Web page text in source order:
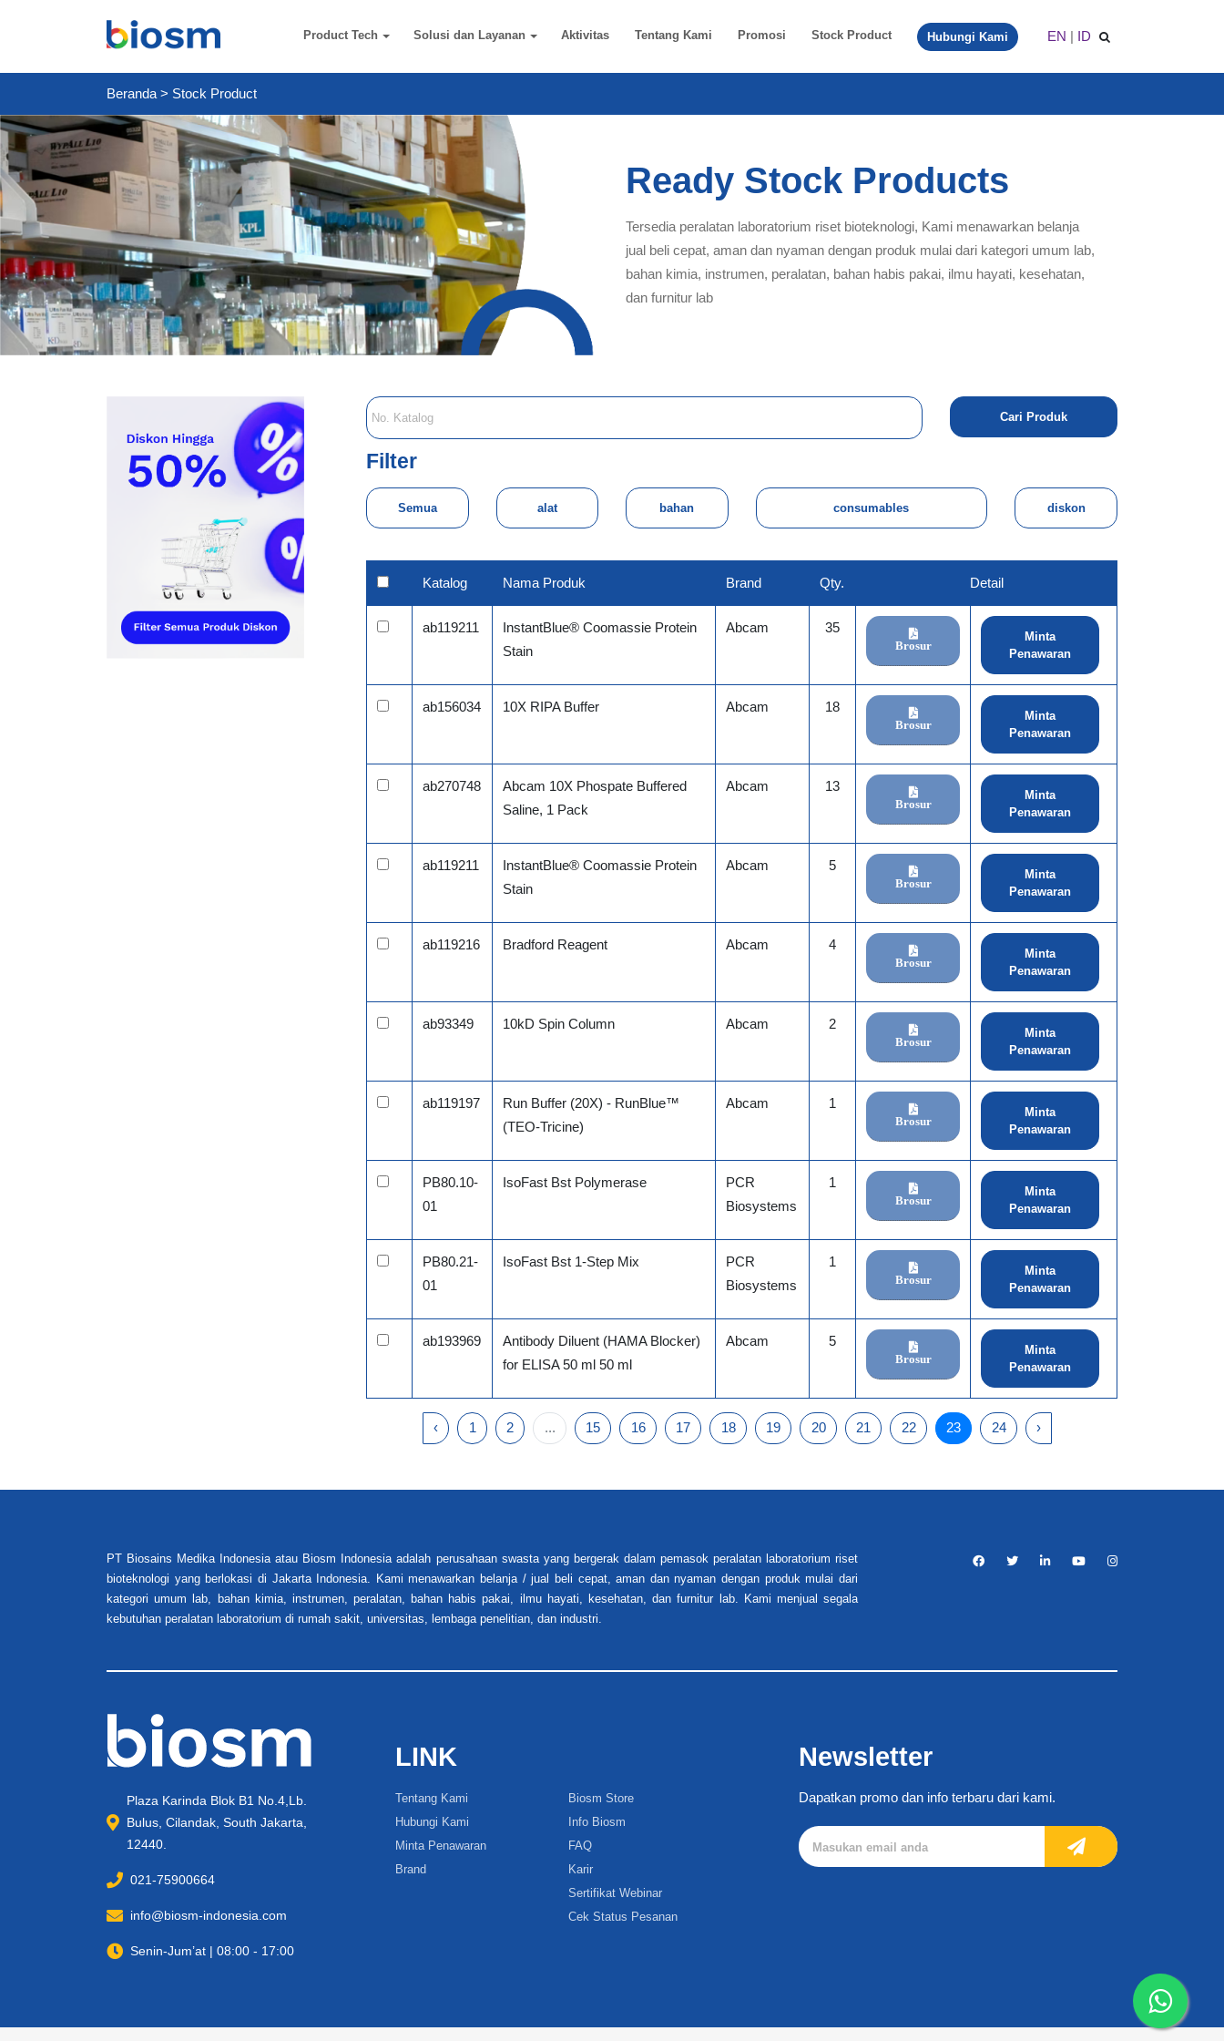
Product Tech Solusi dan Layanan Aktivitas Tentang Kami Promosi Stock Product Hubungi Kami EN | ID
Beranda > Stock Product
Ready Stock Products
Tersedia peralatan laboratorium riset bioteknologi, Kami menawarkan belanja
jual beli cepat, aman dan nyaman dengan produk mulai dari kategori umum lab,
bahan kimia, instrumen, peralatan, bahan habis pakai, ilmu hayati, kesehatan,
dan furnitur lab
Filter
Semua
Katalog Nama Produk Brand Qty. Detail
ab119211
InstantBlue® Coomassie Protein
Stain
Abcam 35
Brosur
Minta
Penawaran
ab156034 10X RIPA Buffer Abcam 18
Brosur
Minta
Penawaran
ab270748
Abcam 10X Phospate Buffered
Saline, 1 Pack
Abcam 13
Brosur
Minta
Penawaran
ab119211
InstantBlue® Coomassie Protein
Stain
Abcam 5
Brosur
Minta
Penawaran
ab119216 Bradford Reagent Abcam 4
Brosur
Minta
Penawaran
ab93349 10kD Spin Column Abcam 2
Brosur
Minta
Penawaran
ab119197
Run Buffer (20X) - RunBlue™
(TEO-Tricine)
Abcam 1
Brosur
Minta
Penawaran
PB80.10-
01
IsoFast Bst Polymerase
PCR
Biosystems
1
Brosur
Minta
Penawaran
PB80.21-
01
IsoFast Bst 1-Step Mix
PCR
Biosystems
1
Brosur
Minta
Penawaran
ab193969
Antibody Diluent (HAMA Blocker)
for ELISA 50 ml 50 ml
Abcam 5
Brosur
Minta
Penawaran
‹ 1 2 ... 15 16 17 18 19 20 21 22 23 24 ›
PT Biosains Medika Indonesia atau Biosm Indonesia adalah perusahaan swasta yang bergerak dalam pemasok peralatan laboratorium riset
bioteknologi yang berlokasi di Jakarta Indonesia. Kami menawarkan belanja / jual beli cepat, aman dan nyaman dengan produk mulai dari
kategori umum lab, bahan kimia, instrumen, peralatan, bahan habis pakai, ilmu hayati, kesehatan, dan furnitur lab. Kami menjual segala
kebutuhan peralatan laboratorium di rumah sakit, universitas, lembaga penelitian, dan industri.
Plaza Karinda Blok B1 No.4,Lb.
Bulus, Cilandak, South Jakarta,
12440.
021-75900664
info@biosm-indonesia.com
Senin-Jum’at | 08:00 - 17:00
LINK
Tentang Kami
Hubungi Kami
Minta Penawaran
Brand
Biosm Store
Info Biosm
FAQ
Karir
Sertifikat Webinar
Cek Status Pesanan
Newsletter
Dapatkan promo dan info terbaru dari kami.